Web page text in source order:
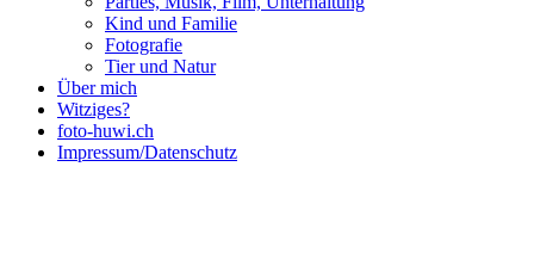
Kind und Familie
Fotografie
Tier und Natur
Über mich
Witziges?
foto-huwi.ch
Impressum/Datenschutz